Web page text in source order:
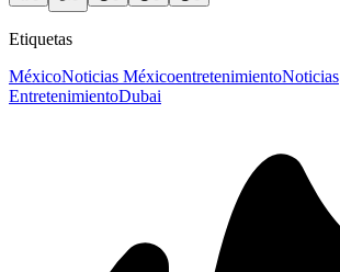
Etiquetas
MéxicoNoticias MéxicoentretenimientoNoticias
EntretenimientoDubai